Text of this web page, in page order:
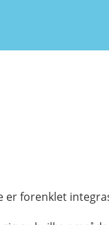
er forenklet